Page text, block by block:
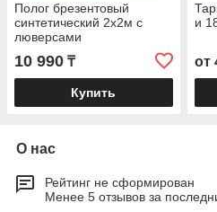
Полог брезентовый
синтетический 2х2м с
люверсами
10 990 ₸
Купить
и
от
О нас
Рейтинг не сформирован
Менее 5 отзывов за